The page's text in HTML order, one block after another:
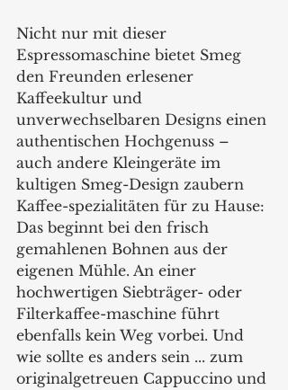
Nicht nur mit dieser
Espressomaschine bietet Smeg
den Freunden erlesener
Kaffeekultur und
unverwechselbaren Designs einen
authentischen Hochgenuss –
auch andere Kleingeräte im
kultigen Smeg-Design zaubern
Kaffee-spezialitäten für zu Hause:
Das beginnt bei den frisch
gemahlenen Bohnen aus der
eigenen Mühle. An einer
hochwertigen Siebträger- oder
Filterkaffee-maschine führt
ebenfalls kein Weg vorbei. Und
wie sollte es anders sein ... zum
originalgetreuen Cappuccino und